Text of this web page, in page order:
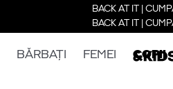
BACK AT IT |
BACK AT IT |
BĂRBAȚI FEMEI COPII